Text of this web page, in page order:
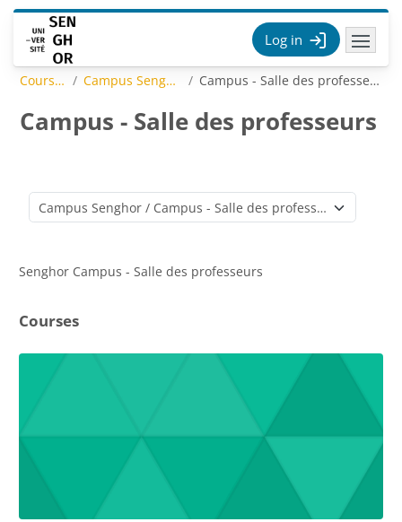
Skip to main content
Log in
Courses Campus Senghor Campus - Salle des professeurs
Campus - Salle des professeurs
Course categories
Senghor Campus - Salle des professeurs
Courses